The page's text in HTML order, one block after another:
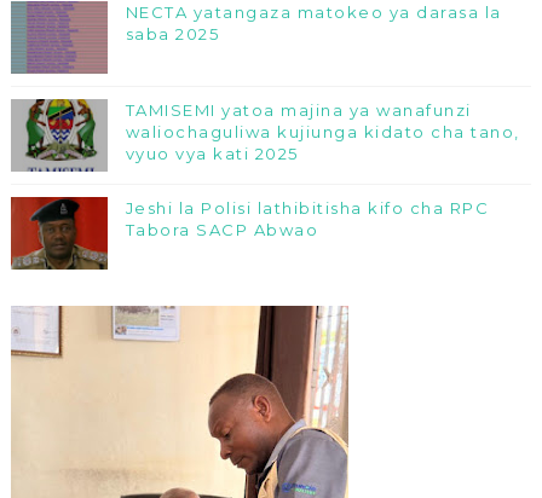
NECTA yatangaza matokeo ya darasa la
saba 2025
TAMISEMI yatoa majina ya wanafunzi
waliochaguliwa kujiunga kidato cha tano,
vyuo vya kati 2025
Jeshi la Polisi lathibitisha kifo cha RPC
Tabora SACP Abwao